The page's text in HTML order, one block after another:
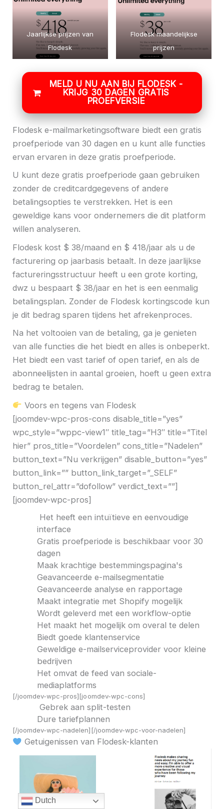
Jaarlijkse prijzen van
Flodesk
Flodesk maandelijkse
prijzen
MELD U NU AAN BIJ FLODESK -
KRIJG 30 DAGEN GRATIS
PROEFVERSIE
Flodesk e-mailmarketingsoftware biedt een gratis
proefperiode van 30 dagen en u kunt alle functies
ervan ervaren in deze gratis proefperiode.
U kunt deze gratis proefperiode gaan gebruiken
zonder de creditcardgegevens of andere
betalingsopties te verstrekken. Het is een
geweldige kans voor ondernemers die dit platform
willen analyseren.
Flodesk kost $ 38/maand en $ 418/jaar als u de
facturering op jaarbasis betaalt. In deze jaarlijkse
factureringsstructuur heeft u een grote korting,
dwz u bespaart $ 38/jaar en het is een eenmalig
betalingsplan. Zonder de Flodesk kortingscode kun
je dit bedrag sparen tijdens het afrekenproces.
Na het voltooien van de betaling, ga je genieten
van alle functies die het biedt en alles is onbeperkt.
Het biedt een vast tarief of open tarief, en als de
abonneelijsten in aantal groeien, hoeft u geen extra
bedrag te betalen.
Voors en tegens van Flodesk
[joomdev-wpc-pros-cons disable_title=”yes”
wpc_style=”wppc-view1″ title_tag=”H3″ title=”Titel
hier” pros_title=”Voordelen” cons_title=”Nadelen”
button_text=”Nu verkrijgen” disable_button=”yes”
button_link=”” button_link_target=”_SELF”
button_rel_attr=”dofollow” verdict_text=””]
[joomdev-wpc-pros]
Het heeft een intuïtieve en eenvoudige
interface
Gratis proefperiode is beschikbaar voor 30
dagen
Maak krachtige bestemmingspagina's
Geavanceerde e-mailsegmentatie
Geavanceerde analyse en rapportage
Maakt integratie met Shopify mogelijk
Wordt geleverd met een workflow-optie
Het maakt het mogelijk om overal te delen
Biedt goede klantenservice
Geweldige e-mailserviceprovider voor kleine
bedrijven
Het omvat de feed van sociale-
mediaplatforms
[/joomdev-wpc-pros][joomdev-wpc-cons]
Gebrek aan split-testen
Dure tariefplannen
[/joomdev-wpc-nadelen][/joomdev-wpc-voor-nadelen]
Getuigenissen van Flodesk-klanten
Dutch